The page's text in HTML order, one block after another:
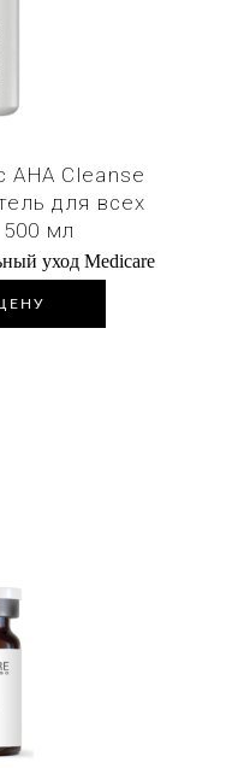
АНА Cleanse
для всех
мл
уход Medicare
клик